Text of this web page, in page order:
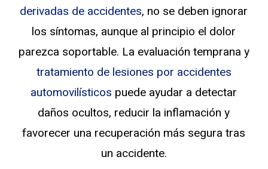
derivadas de accidentes, no se deben ignorar
los síntomas, aunque al principio el dolor
parezca soportable. La evaluación temprana y
tratamiento de lesiones por accidentes
automovilísticos puede ayudar a detectar
daños ocultos, reducir la inflamación y
favorecer una recuperación más segura tras
un accidente.